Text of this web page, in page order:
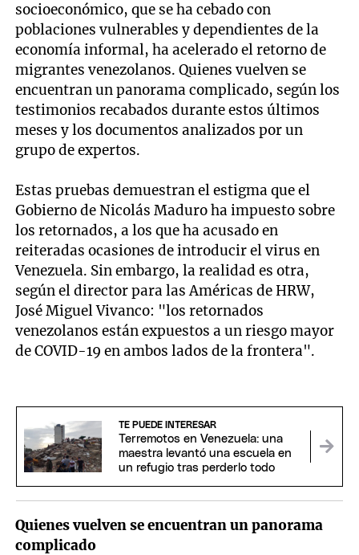
socioeconómico, que se ha cebado con
poblaciones vulnerables y dependientes de la
economía informal, ha acelerado el retorno de
migrantes venezolanos. Quienes vuelven se
encuentran un panorama complicado, según los
testimonios recabados durante estos últimos
meses y los documentos analizados por un
grupo de expertos.
Estas pruebas demuestran el estigma que el
Gobierno de Nicolás Maduro ha impuesto sobre
los retornados, a los que ha acusado en
reiteradas ocasiones de introducir el virus en
Venezuela. Sin embargo, la realidad es otra,
según el director para las Américas de HRW,
José Miguel Vivanco: "los retornados
venezolanos están expuestos a un riesgo mayor
de COVID-19 en ambos lados de la frontera".
TE PUEDE INTERESAR
Terremotos en Venezuela: una
maestra levantó una escuela en
un refugio tras perderlo todo
Quienes vuelven se encuentran un panorama
complicado